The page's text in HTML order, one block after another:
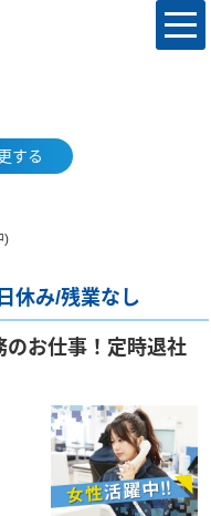
する
)
休み/残業なし
お仕事！定時退社